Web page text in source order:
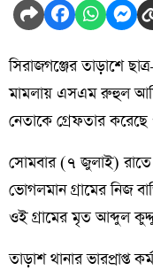
সিরাজগঞ্জের তাড়াশে
মামলায় এসএম রুহুল
নেতাকে গ্রেফতার
সোমবার (৭ জুলাই) রাতে
ভোগলমান গ্রামের নিজ
ওই গ্রামের মৃত আব্দুল
তাড়াশ থানার ভারপ্রাপ্ত